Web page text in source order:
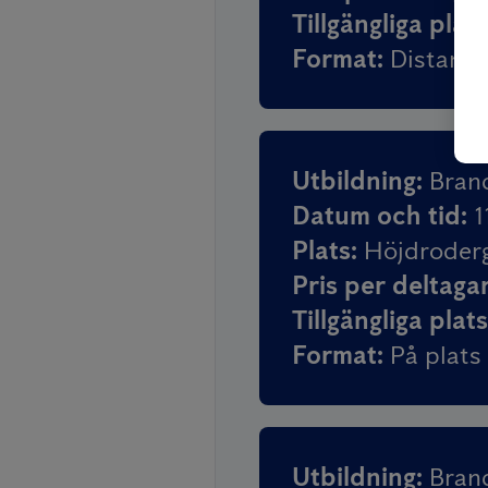
Tillgängliga
Format: Distans
Utbildning:
Datum och tid:
Plats:
Pris per
Tillgängliga
Format: På plats
Utbildning: